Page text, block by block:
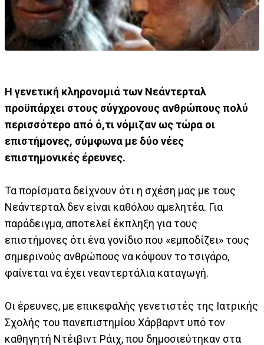
Η γενετική κληρονομιά των Νεάντερταλ
προϋπάρχει στους σύγχρονους ανθρώπους πολύ
περισσότερο από ό,τι νόμιζαν ως τώρα οι
επιστήμονες, σύμφωνα με δύο νέες
επιστημονικές έρευνες.
Τα πορίσματα δείχνουν ότι η σχέση μας με τους
Νεάντερταλ δεν είναι καθόλου αμελητέα. Για
παράδειγμα, αποτελεί έκπληξη για τους
επιστήμονες ότι ένα γονίδιο που «εμποδίζει» τους
σημερινούς ανθρώπους να κόψουν το τσιγάρο,
φαίνεται να έχει νεαντερτάλια καταγωγή.
Οι έρευνες, με επικεφαλής γενετιστές της Ιατρικής
Σχολής του πανεπιστημίου Χάρβαρντ υπό τον
καθηγητή Ντέιβιντ Ράιχ, που δημοσιεύτηκαν στα